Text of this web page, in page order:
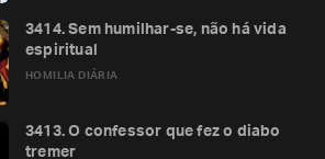
HOMILIA DIÁRIA
3414. Sem humilhar-se, não há vida
espiritual
3413. O confessor que fez o diabo
tremer